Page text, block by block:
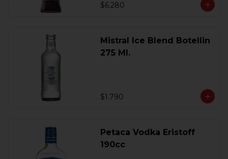
$6.280
Mistral Ice Blend Botellin
275 Ml.
$1.790
Petaca Vodka Eristoff
190cc